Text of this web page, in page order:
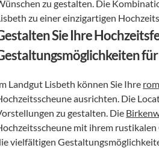
zu gestalten. Die
zu einer einzigartigen
Sie Ihre
Landgut Lisbeth können Sie Ihre
ausrichten. Die
zu gestalten. Die
mit ihrem
vielfältigen